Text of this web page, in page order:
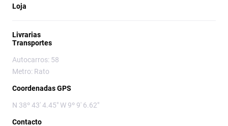
Loja
Livrarias
Transportes
Autocarros: 58
Metro: Rato
Coordenadas GPS
N 38º 43' 4.45" W 9º 9' 6.62"
Contacto